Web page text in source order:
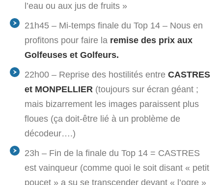
l’eau ou aux jus de fruits »
21h45 – Mi-temps finale du Top 14 – Nous en
profitons pour faire la remise des prix aux
Golfeuses et Golfeurs.
22h00 – Reprise des hostilités entre CASTRES
et MONPELLIER (toujours sur écran géant ;
mais bizarrement les images paraissent plus
floues (ça doit-être lié à un problème de
décodeur….)
23h – Fin de la finale du Top 14 = CASTRES
est vainqueur (comme quoi le soit disant « petit
poucet » a su se transcender devant « l’ogre »